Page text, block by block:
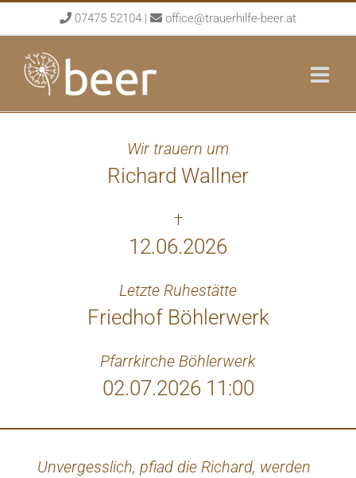
to
content
07475 52104 | office@trauerhilfe-beer.at
Wir trauern um
Richard Wallner
†
12.06.2026
Letzte Ruhestätte
Friedhof Böhlerwerk
Pfarrkirche Böhlerwerk
02.07.2026 11:00
Unvergesslich, pfiad die Richard, werden